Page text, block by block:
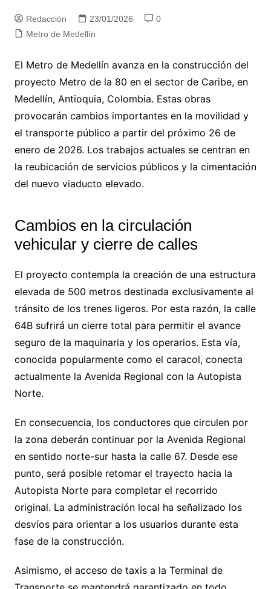
Redacción 23/01/2026
0
Metro de Medellín
El Metro de Medellín avanza en la construcción del
proyecto Metro de la 80 en el sector de Caribe, en
Medellín, Antioquia, Colombia. Estas obras
provocarán cambios importantes en la movilidad y
el transporte público a partir del próximo 26 de
enero de 2026. Los trabajos actuales se centran en
la reubicación de servicios públicos y la cimentación
del nuevo viaducto elevado.
Cambios en la circulación
vehicular y cierre de calles
El proyecto contempla la creación de una estructura
elevada de 500 metros destinada exclusivamente al
tránsito de los trenes ligeros. Por esta razón, la calle
64B sufrirá un cierre total para permitir el avance
seguro de la maquinaria y los operarios. Esta vía,
conocida popularmente como el caracol, conecta
actualmente la Avenida Regional con la Autopista
Norte.
En consecuencia, los conductores que circulen por
la zona deberán continuar por la Avenida Regional
en sentido norte-sur hasta la calle 67. Desde ese
punto, será posible retomar el trayecto hacia la
Autopista Norte para completar el recorrido
original. La administración local ha señalizado los
desvíos para orientar a los usuarios durante esta
fase de la construcción.
Asimismo, el acceso de taxis a la Terminal de